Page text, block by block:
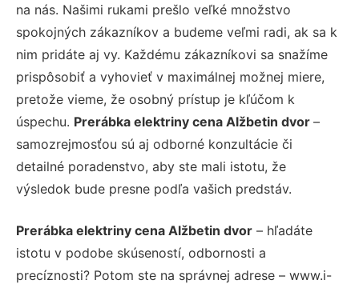
na nás. Našimi rukami prešlo veľké množstvo
spokojných zákazníkov a budeme veľmi radi, ak sa k
nim pridáte aj vy. Každému zákazníkovi sa snažíme
prispôsobiť a vyhovieť v maximálnej možnej miere,
pretože vieme, že osobný prístup je kľúčom k
úspechu. Prerábka elektriny cena Alžbetin dvor –
samozrejmosťou sú aj odborné konzultácie či
detailné poradenstvo, aby ste mali istotu, že
výsledok bude presne podľa vašich predstáv.
Prerábka elektriny cena Alžbetin dvor – hľadáte
istotu v podobe skúseností, odbornosti a
precíznosti? Potom ste na správnej adrese – www.i-